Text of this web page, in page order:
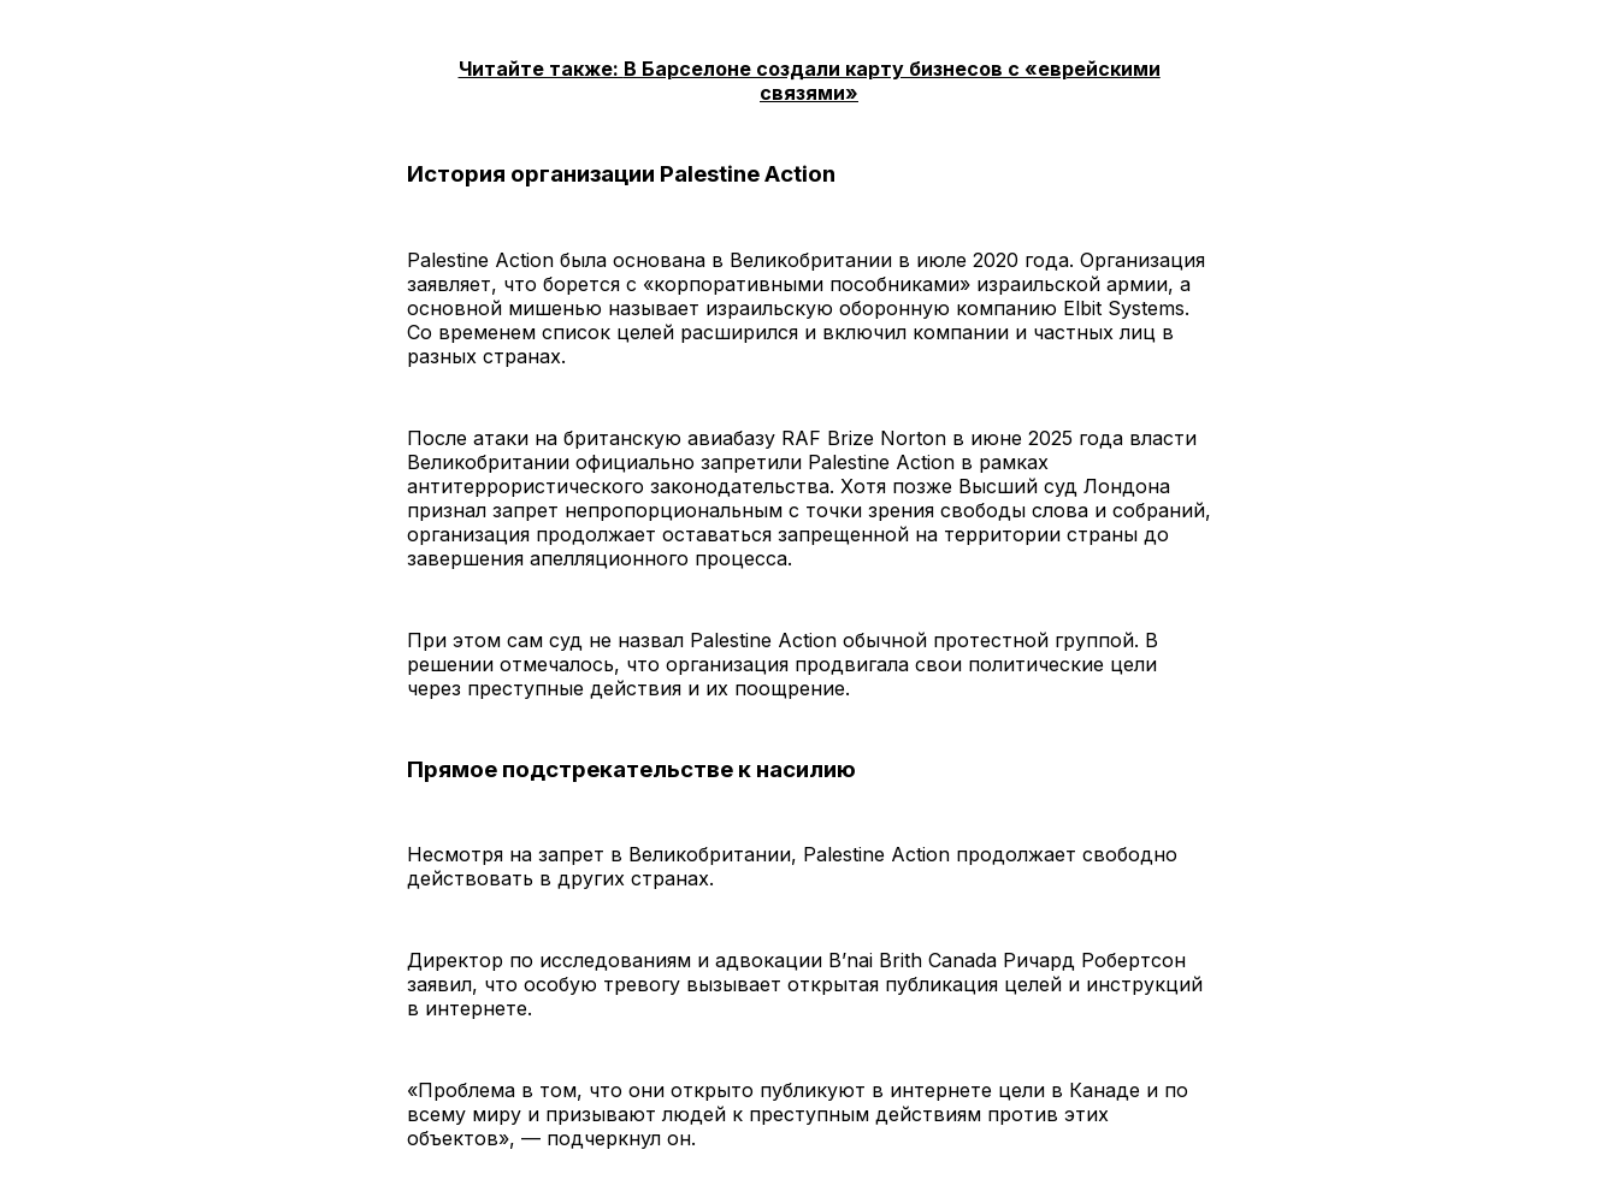
Читайте также: В Барселоне создали карту бизнесов с «еврейскими
связями»
История организации Palestine Action
Palestine Action была основана в Великобритании в июле 2020 года. Организация
заявляет, что борется с «корпоративными пособниками» израильской армии, а
основной мишенью называет израильскую оборонную компанию Elbit Systems.
Со временем список целей расширился и включил компании и частных лиц в
разных странах.
После атаки на британскую авиабазу RAF Brize Norton в июне 2025 года власти
Великобритании официально запретили Palestine Action в рамках
антитеррористического законодательства. Хотя позже Высший суд Лондона
признал запрет непропорциональным с точки зрения свободы слова и собраний,
организация продолжает оставаться запрещенной на территории страны до
завершения апелляционного процесса.
При этом сам суд не назвал Palestine Action обычной протестной группой. В
решении отмечалось, что организация продвигала свои политические цели
через преступные действия и их поощрение.
Прямое подстрекательстве к насилию
Несмотря на запрет в Великобритании, Palestine Action продолжает свободно
действовать в других странах.
Директор по исследованиям и адвокации B’nai Brith Canada Ричард Робертсон
заявил, что особую тревогу вызывает открытая публикация целей и инструкций
в интернете.
«Проблема в том, что они открыто публикуют в интернете цели в Канаде и по
всему миру и призывают людей к преступным действиям против этих
объектов», — подчеркнул он.